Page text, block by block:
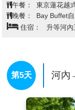
午餐：
東京蓮花越
晚餐：
Bay Buffet
住宿：
升等河
第5天 河內